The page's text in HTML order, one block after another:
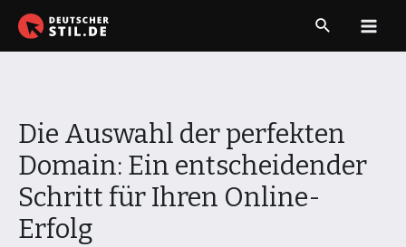
Zum
Inhalt
Suche
Die Auswahl der perfekten
Domain: Ein entscheidender
Schritt für Ihren Online-
Erfolg